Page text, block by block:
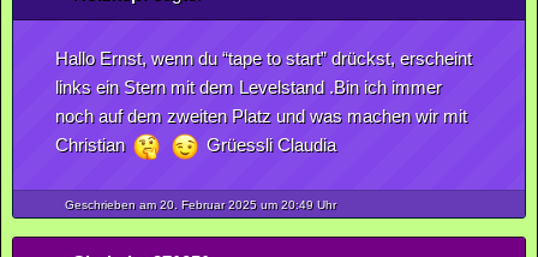
Hallo Ernst, wenn du “tape to start” drückst, erscheint
links ein Stern mit dem Levelstand .Bin ich immer
noch auf dem zweiten Platz und was machen wir mit
Christian
Grüessli Claudia
Geschrieben am 20. Februar2025um 20:49 Uhr